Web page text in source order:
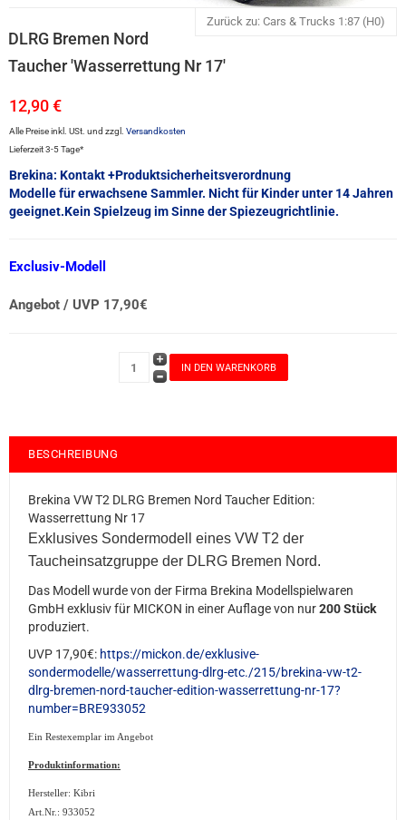
Zurück zu: Cars & Trucks 1:87 (H0)
DLRG Bremen Nord
Taucher 'Wasserrettung Nr 17'
12,90 €
Alle Preise inkl. USt. und zzgl. Versandkosten
Lieferzeit 3-5 Tage*
Brekina: Kontakt +Produktsicherheitsverordnung
Modelle für erwachsene Sammler. Nicht für Kinder unter 14 Jahren
geeignet.Kein Spielzeug im Sinne der Spiezeugrichtlinie.
Exclusiv-Modell
Angebot / UVP 17,90€
BESCHREIBUNG
Brekina VW T2 DLRG Bremen Nord Taucher Edition:
Wasserrettung Nr 17
Exklusives Sondermodell eines VW T2 der
Taucheinsatzgruppe der DLRG Bremen Nord.
Das Modell wurde von der Firma Brekina Modellspielwaren
GmbH exklusiv für MICKON in einer Auflage von nur200 Stück
produziert.
UVP 17,90€: https://mickon.de/exklusive-
sondermodelle/wasserrettung-dlrg-etc./215/brekina-vw-t2-
dlrg-bremen-nord-taucher-edition-wasserrettung-nr-17?
number=BRE933052
Ein Restexemplar im Angebot
Produktinformation:
Hersteller: Kibri
Art.Nr.: 933052